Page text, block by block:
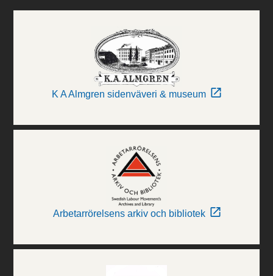
K A Almgren sidenväveri & museum
Arbetarrörelsens arkiv och bibliotek